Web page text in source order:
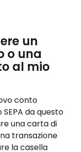
un
o una
al mio
conto
da questo
una carta di
transazione
la casella